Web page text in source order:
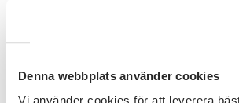
Denna webbplats använder cookies
även att presentera en hel del bilder
fysiska saker som är kopplat till
om.